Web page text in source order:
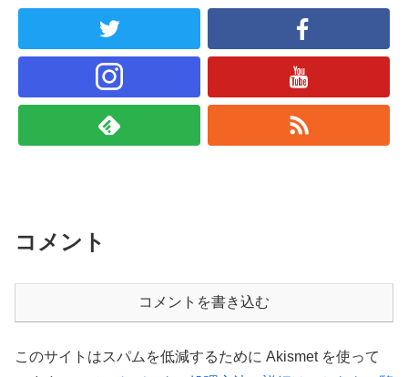
コメント
コメントを書き込む
このサイトはスパムを低減するために Akismet を使って